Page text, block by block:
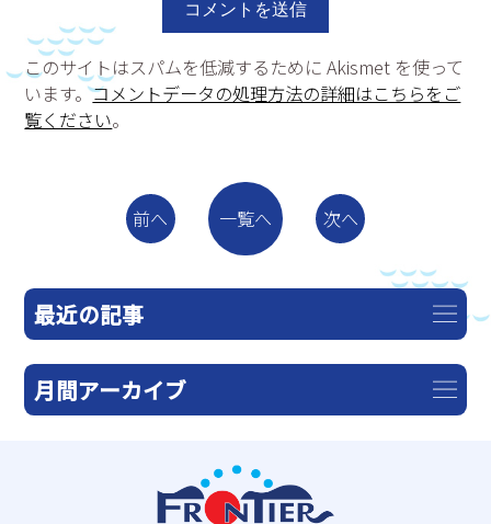
このサイトはスパムを低減するために Akismet を使って
います。コメントデータの処理方法の詳細はこちらをご
覧ください。
前へ 一覧へ 次へ
最近の記事
月間アーカイブ